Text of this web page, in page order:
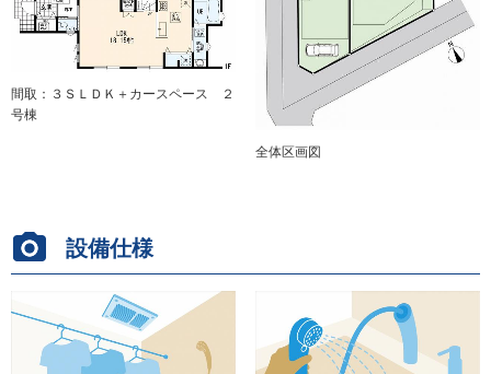
間取：３ＳＬＤＫ＋カースペース ２
号棟
全体区画図
設備仕様